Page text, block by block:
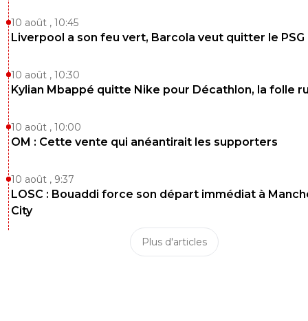
10 août , 10:45
Liverpool a son feu vert, Barcola veut quitter le PSG
10 août , 10:30
Kylian Mbappé quitte Nike pour Décathlon, la folle
10 août , 10:00
OM : Cette vente qui anéantirait les supporters
10 août , 9:37
LOSC : Bouaddi force son départ immédiat à
City
Plus d'articles